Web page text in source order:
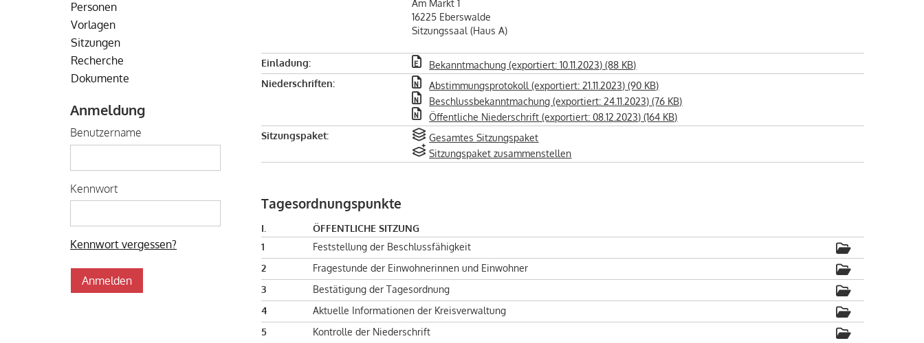
Personen
Vorlagen
Sitzungen
Recherche
Dokumente
Anmeldung
Benutzername
Kennwort
Kennwort vergessen?
Am Markt 1
16225 Eberswalde
Sitzungssaal (Haus A)
Einladung:
Bekanntmachung (exportiert: 10.11.2023) (88 KB)
Niederschriften:
Abstimmungsprotokoll (exportiert: 21.11.2023) (90 KB)
Beschlussbekanntmachung (exportiert: 24.11.2023) (76 KB)
Öffentliche Niederschrift (exportiert: 08.12.2023) (164 KB)
Sitzungspaket:
Gesamtes Sitzungspaket
Sitzungspaket zusammenstellen
Tagesordnungspunkte
I.
ÖFFENTLICHE SITZUNG
1
Feststellung der Beschlussfähigkeit
2
Fragestunde der Einwohnerinnen und Einwohner
3
Bestätigung der Tagesordnung
4
Aktuelle Informationen der Kreisverwaltung
5
Kontrolle der Niederschrift